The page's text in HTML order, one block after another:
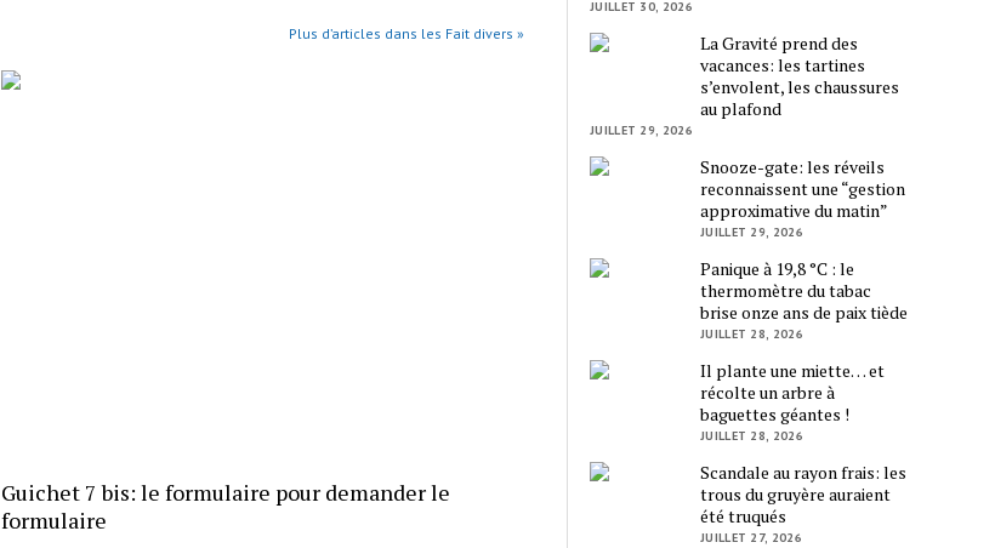
Plus d’articles dans les Fait divers »
Guichet 7 bis: le formulaire pour demander le
formulaire
JUILLET 30, 2026
La Gravité prend des
vacances: les tartines
s’envolent, les chaussures
au plafond
JUILLET 29, 2026
Snooze-gate: les réveils
reconnaissent une “gestion
approximative du matin”
JUILLET 29, 2026
Panique à 19,8 °C : le
thermomètre du tabac
brise onze ans de paix tiède
JUILLET 28, 2026
Il plante une miette… et
récolte un arbre à
baguettes géantes !
JUILLET 28, 2026
Scandale au rayon frais: les
trous du gruyère auraient
été truqués
JUILLET 27, 2026